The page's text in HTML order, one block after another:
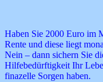
Haben Sie 2000 Euro im
Rente und diese liegt
Nein – dann sichern Sie
Hilfebedürftigkeit Ihr
finazelle Sorgen haben.